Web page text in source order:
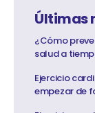
Últimas
¿Cómo
salud a
Ejercicio
empezar de